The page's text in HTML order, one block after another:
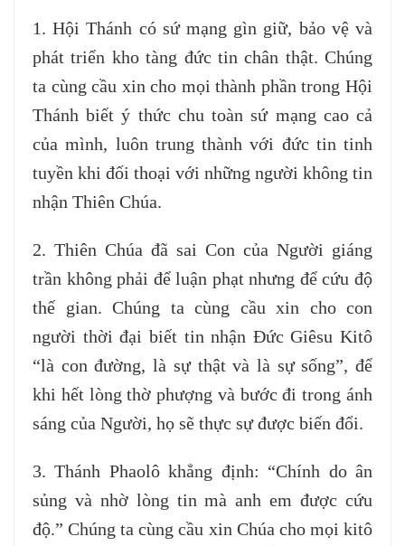
1. Hội Thánh có sứ mạng gìn giữ, bảo vệ và
phát triển kho tàng đức tin chân thật. Chúng
ta cùng cầu xin cho mọi thành phần trong Hội
Thánh biết ý thức chu toàn sứ mạng cao cả
của mình, luôn trung thành với đức tin tinh
tuyền khi đối thoại với những người không tin
nhận Thiên Chúa.
2. Thiên Chúa đã sai Con của Người giáng
trần không phải để luận phạt nhưng để cứu độ
thế gian. Chúng ta cùng cầu xin cho con
người thời đại biết tin nhận Đức Giêsu Kitô
“là con đường, là sự thật và là sự sống”, để
khi hết lòng thờ phượng và bước đi trong ánh
sáng của Người, họ sẽ thực sự được biến đổi.
3. Thánh Phaolô khẳng định: “Chính do ân
sủng và nhờ lòng tin mà anh em được cứu
độ.” Chúng ta cùng cầu xin Chúa cho mọi kitô